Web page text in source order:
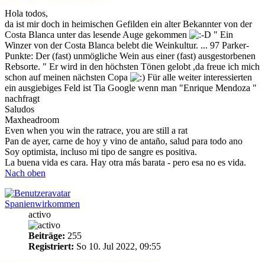
Hola todos,
da ist mir doch in heimischen Gefilden ein alter Bekannter von der
Costa Blanca unter das lesende Auge gekommen
" Ein
Winzer von der Costa Blanca belebt die Weinkultur. ... 97 Parker-
Punkte: Der (fast) unmögliche Wein aus einer (fast) ausgestorbenen
Rebsorte. " Er wird in den höchsten Tönen gelobt ,da freue ich mich
schon auf meinen nächsten Copa
Für alle weiter interessierten
ein ausgiebiges Feld ist Tia Google wenn man "Enrique Mendoza "
nachfragt
Saludos
Maxheadroom
Even when you win the ratrace, you are still a rat
Pan de ayer, carne de hoy y vino de antaño, salud para todo ano
Soy optimista, incluso mi tipo de sangre es positiva.
La buena vida es cara. Hay otra más barata - pero esa no es vida.
Nach oben
Spanienwirkommen
activo
Beiträge: 255
Registriert: So 10. Jul 2022, 09:55